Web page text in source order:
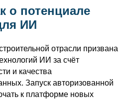
о потенциале
ИИ
отрасли призвана
ИИ за счёт
и качества
Запуск авторизованной
к платформе новых